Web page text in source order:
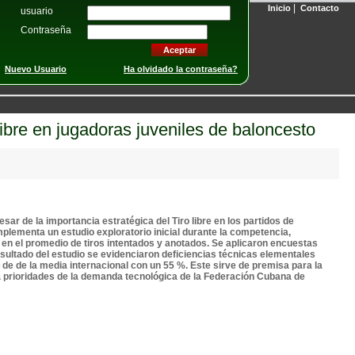
Inicio Contacto
usuario
Contraseña
Nuevo Usuario Ha olvidado la contraseña?
en jugadoras juveniles de baloncesto
de la importancia estratégica del Tiro libre en los partidos de
un estudio exploratorio inicial durante la competencia,
el promedio de tiros intentados y anotados. Se aplicaron encuestas
del estudio se evidenciaron deficiencias técnicas elementales
de la media internacional con un 55 %. Este sirve de premisa para la
de la demanda tecnológica de la Federación Cubana de